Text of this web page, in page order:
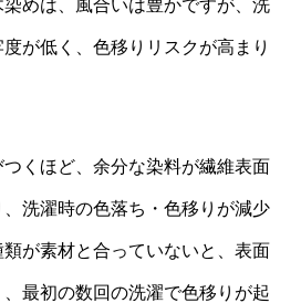
めは、風合いは豊かですが、洗
が低く、色移りリスクが高まり
くほど、余分な染料が繊維表面
洗濯時の色落ち・色移りが減少
が素材と合っていないと、表面
最初の数回の洗濯で色移りが起